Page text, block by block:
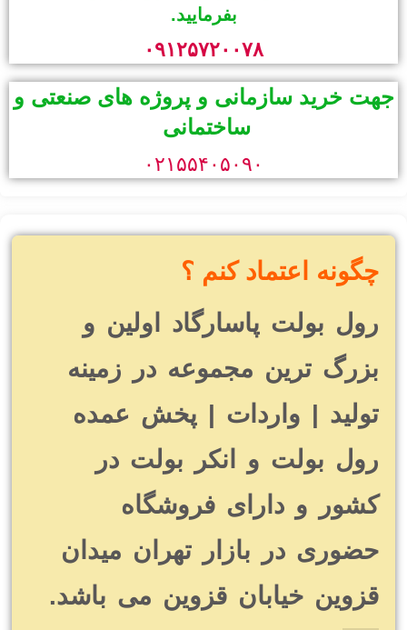
بفرمایید.
۰۹۱۲۵۷۲۰۰۷۸
جهت خرید سازمانی و پروژه های صنعتی و
ساختمانی
۰۲۱۵۵۴۰۵۰۹۰
چگونه اعتماد کنم ؟
رول بولت پاسارگاد اولین و
بزرگ ترین مجموعه در زمینه
تولید | واردات | پخش عمده
رول بولت و انکر بولت در
کشور و دارای فروشگاه
حضوری در بازار تهران میدان
قزوین خیابان قزوین می باشد.